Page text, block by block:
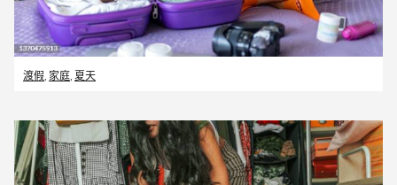
渡假, 家庭, 夏天